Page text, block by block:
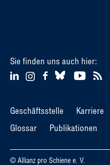
Sie finden uns auch hier:
Geschäftsstelle Karriere
Glossar
Publikationen
© Allianz pro Schiene e. V.